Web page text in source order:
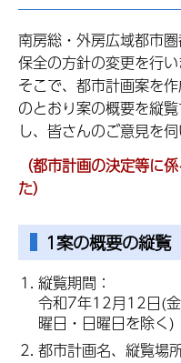
南房総・外房広域都市
保全の方針の変更を行い
そこで、都市計画案を
のとおり案の概要を縦
し、皆さんのご意見を伺
（都市計画の決定等に
た）
1案の概要の縦覧
縦覧期間：
令和7年12月12日(
曜日・日曜日を除く)
都市計画名、縦覧場